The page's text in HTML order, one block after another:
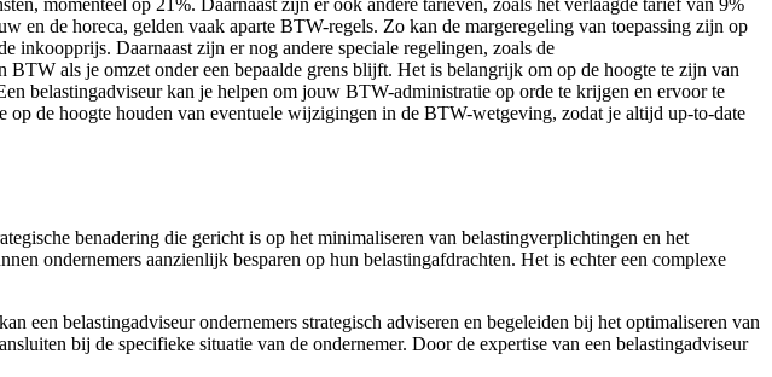
en de horeca, gelden vaak aparte BTW-regels. Zo kan de margeregeling van toepassing zijn op
Daarnaast zijn er nog andere speciale regelingen, zoals de
als je omzet onder een bepaalde grens blijft. Het is belangrijk om op de hoogte te zijn van
belastingadviseur kan je helpen om jouw BTW-administratie op orde te krijgen en ervoor te
de hoogte houden van eventuele wijzigingen in de BTW-wetgeving, zodat je altijd up-to-date
benadering die gericht is op het minimaliseren van belastingverplichtingen en het
ondernemers aanzienlijk besparen op hun belastingafdrachten. Het is echter een complexe
een belastingadviseur ondernemers strategisch adviseren en begeleiden bij het optimaliseren van
bij de specifieke situatie van de ondernemer. Door de expertise van een belastingadviseur